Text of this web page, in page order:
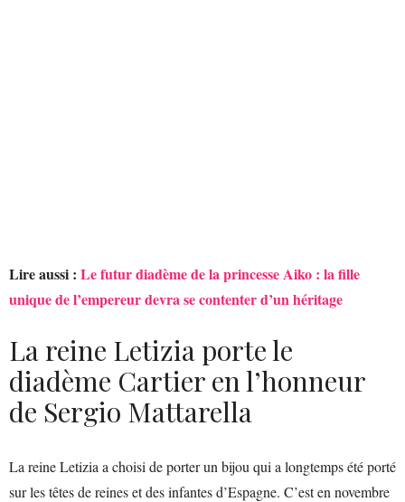
Lire aussi : Le futur diadème de la princesse Aiko : la fille
unique de l’empereur devra se contenter d’un héritage
La reine Letizia porte le
diadème Cartier en l’honneur
de Sergio Mattarella
La reine Letizia a choisi de porter un bijou qui a longtemps été porté
sur les têtes de reines et des infantes d’Espagne. C’est en novembre